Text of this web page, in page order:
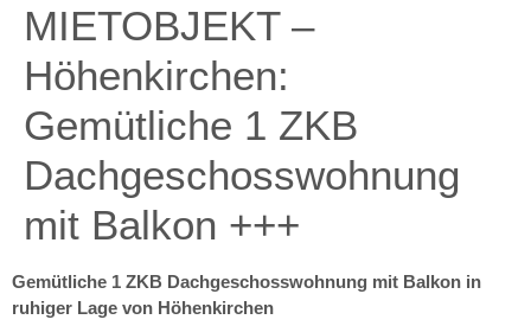
MIETOBJEKT –
Höhenkirchen:
Gemütliche 1 ZKB
Dachgeschosswohnung
mit Balkon +++
Gemütliche 1 ZKB Dachgeschosswohnung mit Balkon in
ruhiger Lage von Höhenkirchen